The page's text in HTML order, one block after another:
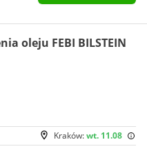
oleju FEBI BILSTEIN
Kraków:wt. 11.08